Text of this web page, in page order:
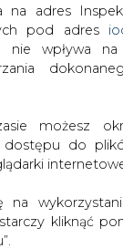
na adres
pod adres
nie wpływa
możesz
dostępu do
na
kliknąć
Środkowej
Będą to
inwestycji w
wiedzy
Szkół w